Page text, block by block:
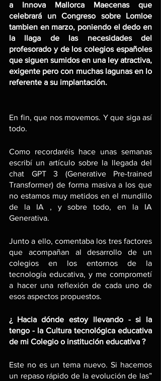
a Innova Mallorca Maecenas que
celebrará un Congreso sobre Lomloe
tambien en marzo, poniendo el dedo en
la llaga de las necesidades del
profesorado y de los colegios españoles
que siguen sumidos en una ley atractiva,
exigente pero con muchas lagunas en lo
referente a su implantación.
En fin, que nos movemos. Y que siga así
todo.
Como recordaréis hace unas semanas
escribí un artículo sobre la llegada del
chat GPT 3 (Generative Pre-trained
Transformer) de forma masiva a los que
no estamos muy metidos en el mundillo
de la IA , y sobre todo, en la IA
Generativa.
Junto a ello, comentaba los tres factores
que acompañan al desarrollo de un
colegios en los entornos de la
tecnología educativa, y me comprometí
a hacer una reflexión de cada uno de
esos aspectos propuestos.
¿ Hacia dónde estoy llevando - si la
tengo - la Cultura tecnológica educativa
de mi Colegio o institución educativa ?
Este no es un tema nuevo. Si hacemos
un repaso rápido de la evolución de las”